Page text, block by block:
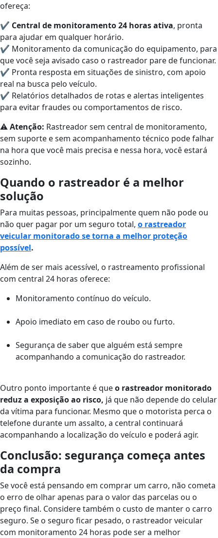
ofereça:
✔ Central de monitoramento 24 horas ativa, pronta
para ajudar em qualquer horário.
✔ Monitoramento da comunicação do equipamento, para
que você seja avisado caso o rastreador pare de funcionar.
✔ Pronta resposta em situações de sinistro, com apoio
real na busca pelo veículo.
✔ Relatórios detalhados de rotas e alertas inteligentes
para evitar fraudes ou comportamentos de risco.
⚠️Atenção: Rastreador sem central de monitoramento,
sem suporte e sem acompanhamento técnico pode falhar
na hora que você mais precisa e nessa hora, você estará
sozinho.
Quando o rastreador é a melhor
solução
Para muitas pessoas, principalmente quem não pode ou
não quer pagar por um seguro total, o rastreador
veicular monitorado se torna a melhor proteção
possível.
Além de ser mais acessível, o rastreamento profissional
com central 24 horas oferece:
Monitoramento contínuo do veículo.
Apoio imediato em caso de roubo ou furto.
Segurança de saber que alguém está sempre
acompanhando a comunicação do rastreador.
Outro ponto importante é queo rastreador monitorado
reduz a exposição ao risco, já que não depende do celular
da vítima para funcionar. Mesmo que o motorista perca o
telefone durante um assalto, a central continuará
acompanhando a localização do veículo e poderá agir.
Conclusão: segurança começa antes
da compra
Se você está pensando em comprar um carro, não cometa
o erro de olhar apenas para o valor das parcelas ou o
preço final. Considere também o custo de manter o carro
seguro. Se o seguro ficar pesado, o rastreador veicular
com monitoramento 24 horas pode ser a melhor